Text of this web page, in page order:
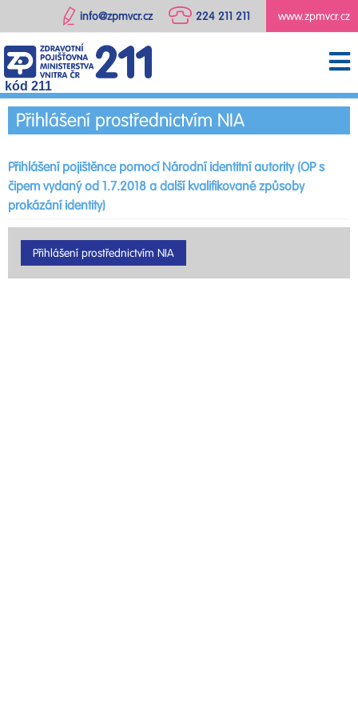
www.zpmvcr.cz
224 211 211
info@zpmvcr.cz
kód 211
Přihlášení prostřednictvím NIA
Přihlášení pojištěnce pomocí Národní identitní autority (OP s
čipem vydaný od 1.7.2018 a další kvalifikované způsoby
prokázání identity)